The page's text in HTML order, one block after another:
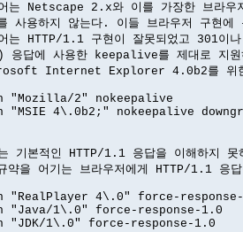
는 Netscape 2.x와 이를 가장한 브라우
용하지 않는다. 이들 브라우저 구현에
는 HTTP/1.1 구현이 잘못되었고 301이
응답에 사용한 keepalive를 제대로 지원
Internet Explorer 4.0b2를 위
"Mozilla/2" nokeepalive
"MSIE 4\.0b2;" nokeepalive
기본적인 HTTP/1.1 응답을 이해하지 못
을 어기는 브라우저에게 HTTP/1.1 응
"RealPlayer 4\.0" force-
"Java/1\.0" force-response-1.0
"JDK/1\.0" force-response-1.0